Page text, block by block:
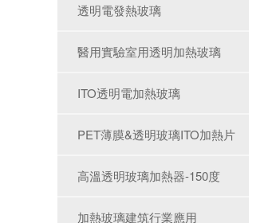
透明電發熱玻璃
醫用實驗室用透明加熱玻璃
ITO透明電加熱玻璃
PET薄膜&透明玻璃ITO加熱片
高溫透明玻璃加熱器-150度
加熱玻璃建筑行業應用